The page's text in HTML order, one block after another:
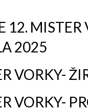
12. MISTER
2025
VORKY-
VORKY-